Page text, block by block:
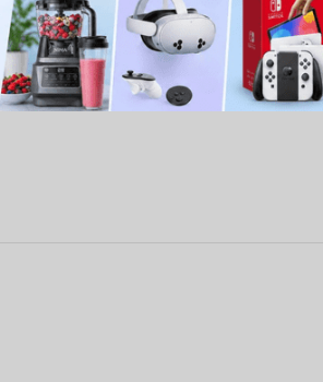
משחקי מחשב שולחנות גיימינג כוננים קשיחים